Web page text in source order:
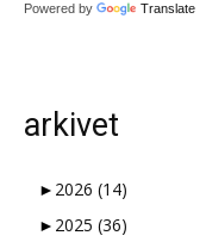
Powered by Translate
arkivet
► 2026 (14)
► 2025 (36)